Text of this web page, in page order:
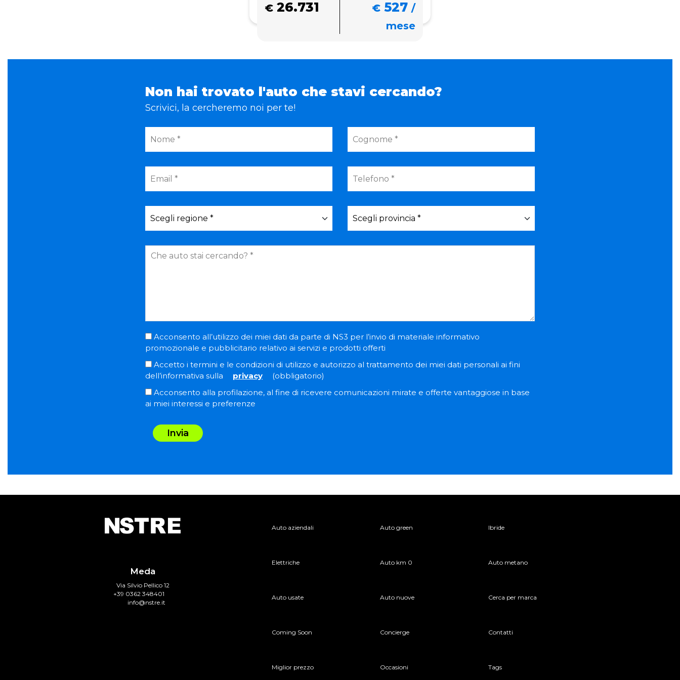
€ 26.731 € 527 /
mese
Non hai trovato l'auto che stavi cercando?
Scrivici, la cercheremo noi per te!
Acconsento all’utilizzo dei miei dati da parte di NS3 per l’invio di materiale informativo
promozionale e pubblicitario relativo ai servizi e prodotti offerti
Accetto i termini e le condizioni di utilizzo e autorizzo al trattamento dei miei dati personali ai fini
dell’informativa sulla
privacy
(obbligatorio)
Acconsento alla profilazione, al fine di ricevere comunicazioni mirate e offerte vantaggiose in base
ai miei interessi e preferenze
Invia
Meda
Via Silvio Pellico 12
+39 0362 348401
info@nstre.it
Auto aziendali Auto green Ibride
Elettriche Auto km 0 Auto metano
Auto usate Auto nuove Cerca per marca
Coming Soon Concierge Contatti
Miglior prezzo Occasioni Tags